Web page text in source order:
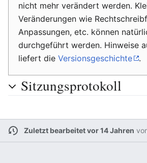
nicht mehr verändert werden.
Veränderungen wie
Anpassungen, etc. können
durchgeführt werden. Hinweise
liefert die Versionsgeschichte .
Sitzungsprotokoll
Zuletzt bearbeitet vor 14 Jahren